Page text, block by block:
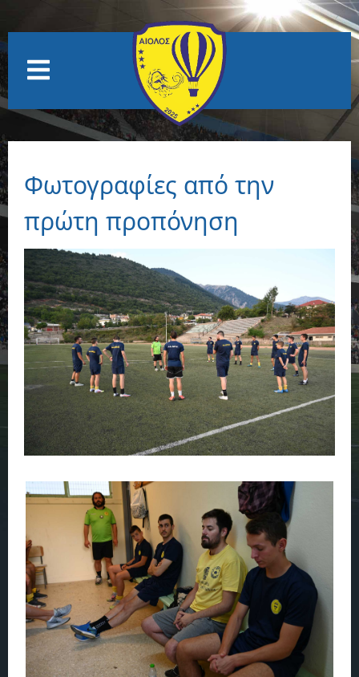
Φωτογραφίες από την
πρώτη προπόνηση